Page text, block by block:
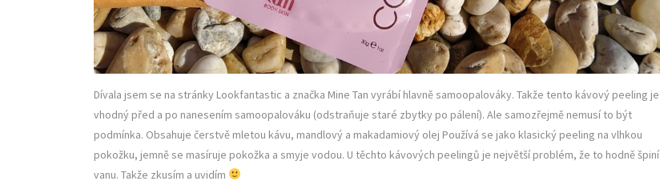
Dívala jsem se na stránky Lookfantastic a značka Mine Tan vyrábí hlavně samoopalováky. Takže tento kávový peeling je
vhodný před a po nanesením samoopalováku (odstraňuje staré zbytky po pálení). Ale samozřejmě nemusí to být
podmínka. Obsahuje čerstvě mletou kávu, mandlový a makadamiový olej Používá se jako klasický peeling na vlhkou
pokožku, jemně se masíruje pokožka a smyje vodou. U těchto kávových peelingů je největší problém, že to hodně špiní
vanu. Takže zkusím a uvidím